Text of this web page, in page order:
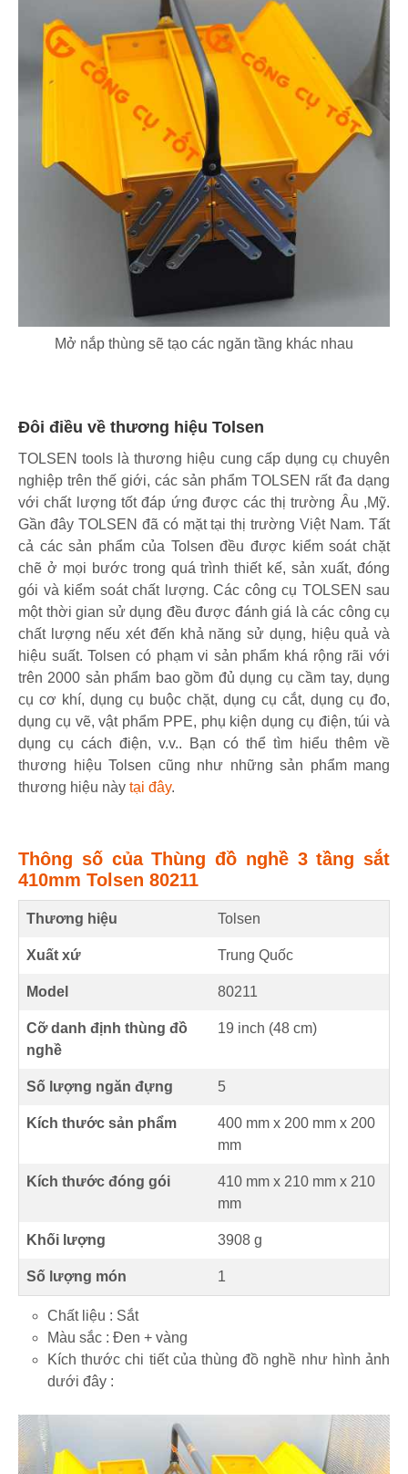
Mở nắp thùng sẽ tạo các ngăn tầng khác nhau
Đôi điều về thương hiệu Tolsen
TOLSEN tools là thương hiệu cung cấp dụng cụ chuyên
nghiệp trên thế giới, các sản phẩm TOLSEN rất đa dạng
với chất lượng tốt đáp ứng được các thị trường Âu ,Mỹ.
Gần đây TOLSEN đã có mặt tại thị trường Việt Nam. Tất
cả các sản phẩm của Tolsen đều được kiểm soát chặt
chẽ ở mọi bước trong quá trình thiết kế, sản xuất, đóng
gói và kiểm soát chất lượng. Các công cụ TOLSEN sau
một thời gian sử dụng đều được đánh giá là các công cụ
chất lượng nếu xét đến khả năng sử dụng, hiệu quả và
hiệu suất. Tolsen có phạm vi sản phẩm khá rộng rãi với
trên 2000 sản phẩm bao gồm đủ dụng cụ cầm tay, dụng
cụ cơ khí, dụng cụ buộc chặt, dụng cụ cắt, dụng cụ đo,
dụng cụ vẽ, vật phẩm PPE, phụ kiện dụng cụ điện, túi và
dụng cụ cách điện, v.v.. Bạn có thể tìm hiểu thêm về
thương hiệu Tolsen cũng như những sản phẩm mang
thương hiệu này tại đây.
Thông số của Thùng đồ nghề 3 tầng sắt
410mm Tolsen 80211
Thương hiệu Tolsen
Xuất xứ Trung Quốc
Model 80211
Cỡ danh định thùng đồ
nghề
19 inch (48 cm)
Số lượng ngăn đựng 5
Kích thước sản phẩm 400 mm x 200 mm x 200
mm
Kích thước đóng gói
410 mm x 210 mm x 210
mm
Khối lượng 3908 g
Số lượng món 1
Chất liệu : Sắt
Màu sắc : Đen + vàng
Kích thước chi tiết của thùng đồ nghề như hình ảnh
dưới đây :